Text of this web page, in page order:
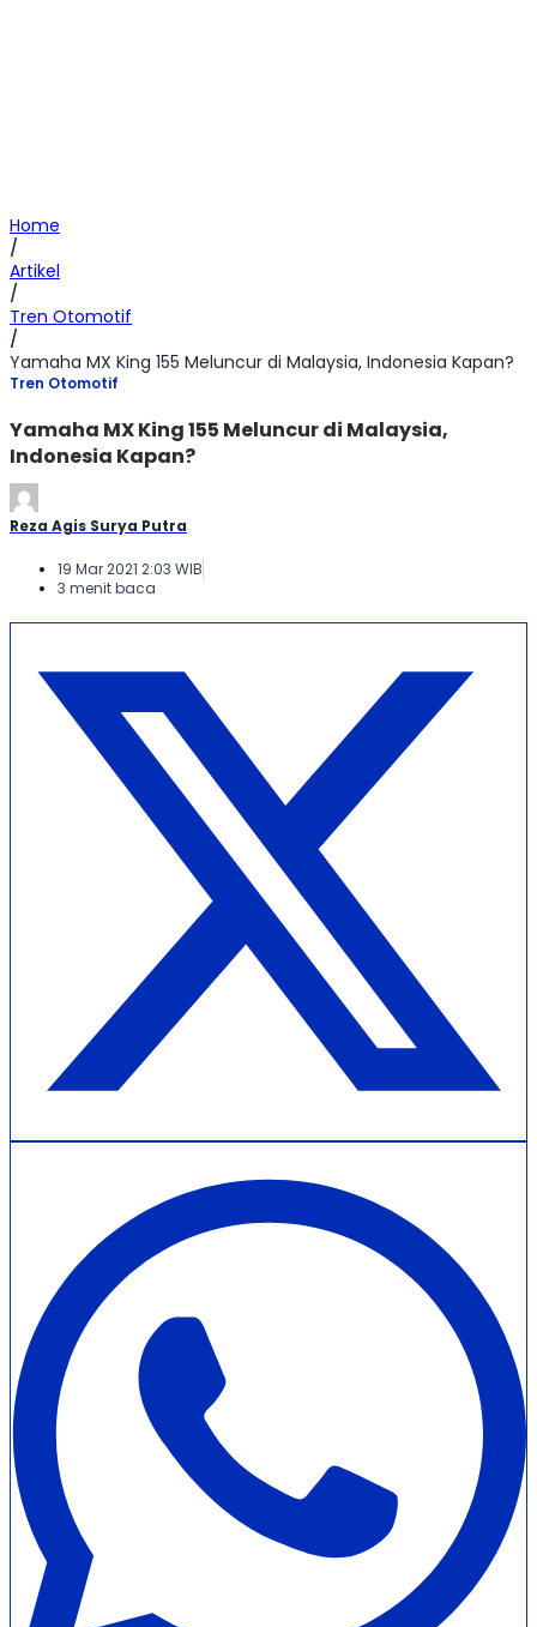
Home
/
Artikel
/
Tren Otomotif
/
Yamaha MX King 155 Meluncur di Malaysia, Indonesia Kapan?
Tren Otomotif
Yamaha MX King 155 Meluncur di Malaysia,
Indonesia Kapan?
Reza Agis Surya Putra
19 Mar 2021 2:03 WIB
3 menit baca